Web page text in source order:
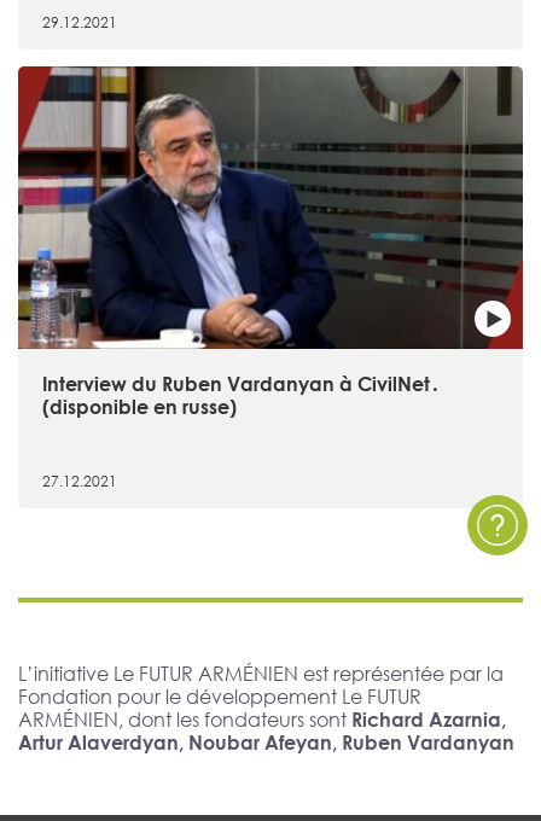
29.12.2021
Interview du Ruben Vardanyan à CivilNet․
(disponible en russe)
27.12.2021
L’initiative Le FUTUR ARMÉNIEN est représentée par la
Fondation pour le développement Le FUTUR
ARMÉNIEN, dont les fondateurs sont Richard Azarnia,
Artur Alaverdyan, Noubar Afeyan, Ruben Vardanyan